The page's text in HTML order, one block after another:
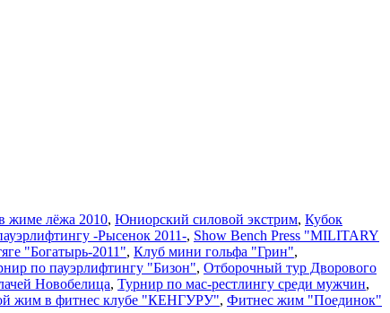
жиме лёжа 2010, Юниорский силовой экстрим, Кубок
-Рысенок 2011-, Show Bench Press "MILITARY
"Богатырь-2011", Клуб мини гольфа "Грин",
по пауэрлифтингу "Бизон", Отборочный тур Дворового
Новобелица, Турнир по мас-рестлингу среди мужчин,
жим в фитнес клубе "КЕНГУРУ", Фитнес жим "Поединок"